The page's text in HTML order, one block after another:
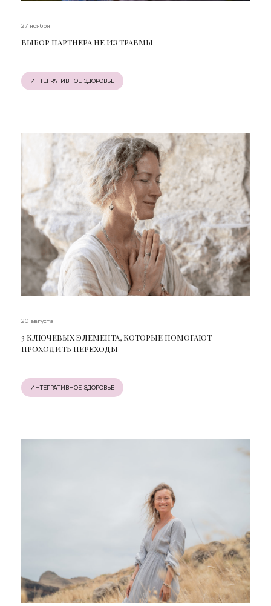
27 ноября
ВЫБОР ПАРТНЕРА НЕ ИЗ ТРАВМЫ
ИНТЕГРАТИВНОЕ ЗДОРОВЬЕ
20 августа
3 КЛЮЧЕВЫХ ЭЛЕМЕНТА, КОТОРЫЕ ПОМОГАЮТ
ПРОХОДИТЬ ПЕРЕХОДЫ
ИНТЕГРАТИВНОЕ ЗДОРОВЬЕ